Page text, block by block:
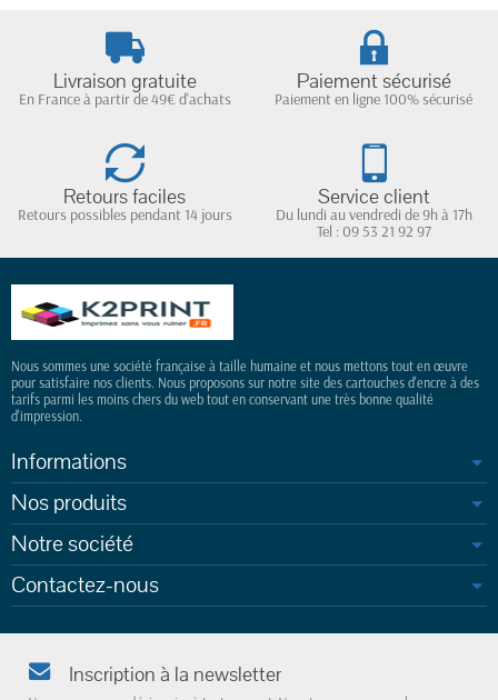
(7 avis)
Livraison gratuite
En France à partir de 49€ d'achats
Paiement sécurisé
Paiement en ligne 100% sécurisé
Retours faciles
Retours possibles pendant 14 jours
Service client
Du lundi au vendredi de 9h à 17h
Tel : 09 53 21 92 97
Nous sommes une société française à taille humaine et nous mettons tout en œuvre
pour satisfaire nos clients. Nous proposons sur notre site des cartouches d'encre à des
tarifs parmi les moins chers du web tout en conservant une très bonne qualité
d'impression.
Informations
Nos produits
Notre société
Contactez-nous
Inscription à la newsletter